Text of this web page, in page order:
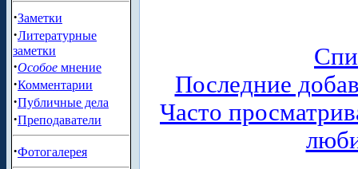
·Заметки
·Литературные
заметки
·Особое мнение
·Комментарии
·Публичные дела
·Преподаватели
·Фотогалерея
Последние
Часто